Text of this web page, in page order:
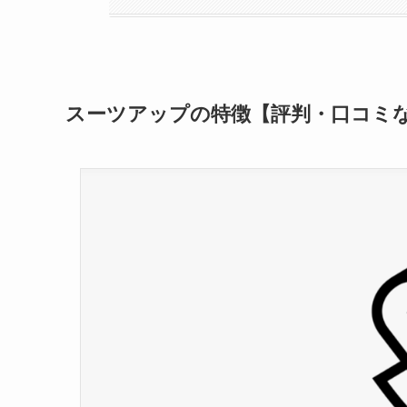
スーツアップの特徴【評判・口コミ